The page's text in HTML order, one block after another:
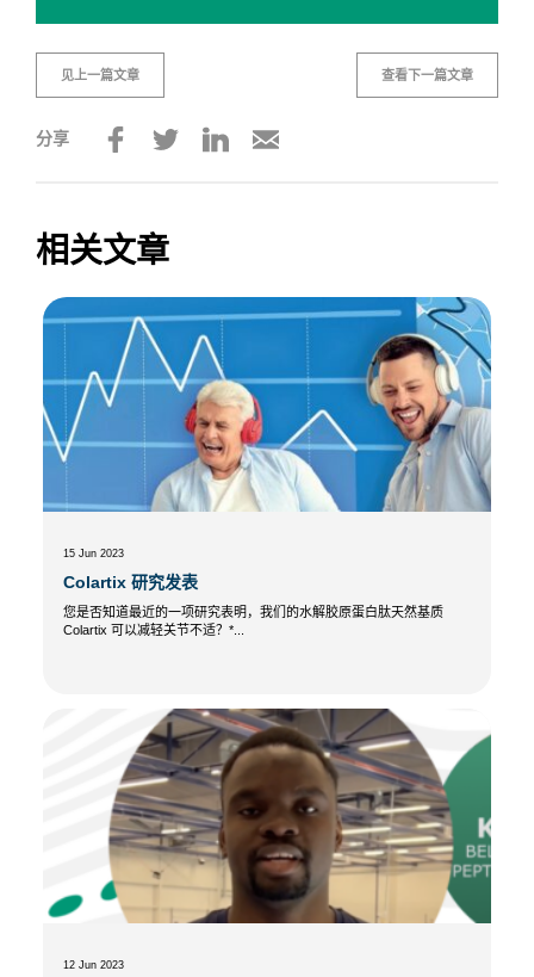
见上一篇文章 查看下一篇文章
分享
相关文章
15 Jun 2023
Colartix 研究发表
您是否知道最近的一项研究表明，我们的水解胶原蛋白肽天然基质
Colartix 可以减轻关节不适？*...
12 Jun 2023